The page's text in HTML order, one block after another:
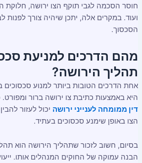
חוסר הסכמה לגבי תוקף הצו ירושה, חלוקת
ועוד. במקרים אלה, יתכן שיהיה צורך לפנות
הסכסוך.
מהם הדרכים למניעת
תהליך הירושה?
אחת הדרכים הטובות ביותר למנוע
היא באמצעות כתיבת צו ירושה ברור ומפורט.
דין ממומחה לענייני ירושה יכול לעזור
הצו באופן שימנע סכסוכים בעתיד.
בסיום, חשוב לזכור שתהליך הירושה הוא
הבנה עמוקה של החוקים המנהלים אותו.